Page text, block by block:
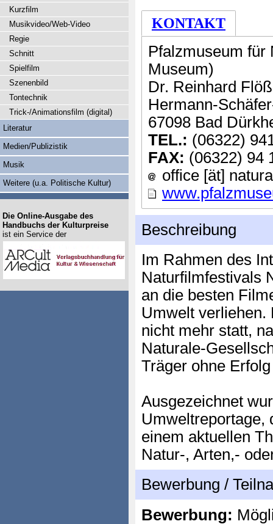
KONTAKT
Pfalzmuseum für
Museum)
Dr. Reinhard
Hermann-
67098 Bad
TEL.: (06322)
FAX: (06322) 94
office [ät]
Beschreibung
Im Rahmen des
Naturfilmfestivals
an die besten
Umwelt verliehen.
nicht mehr statt,
Naturale-
Träger ohne
Ausgezeichnet
Umweltreportage,
einem aktuellen
Natur-, Arten,-
Bewerbung /
Bewerbung:
Kurzfilm
Musikvideo/Web-Video
Regie
Schnitt
Spielfilm
Szenenbild
Tontechnik
Trick-/Animationsfilm (digital)
Literatur
Medien/Publizistik
Musik
Weitere (u.a. Politische Kultur)
Die Online-Ausgabe des
Handbuchs der Kulturpreise
ist ein Service der